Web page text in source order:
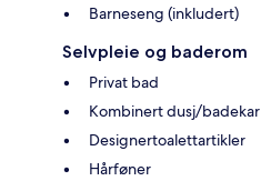
Barneseng (inkludert)
Selvpleie og baderom
Privat bad
Kombinert dusj/badekar
Designertoalettartikler
Hårføner